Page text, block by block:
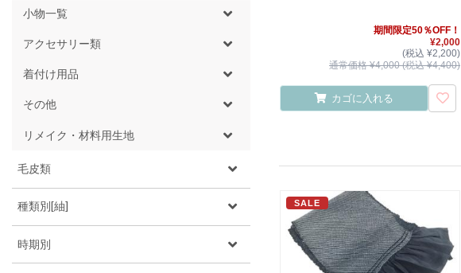
小物一覧
アクセサリー類
着付け用品
その他
リメイク・材料用生地
毛皮類
種類別[紬]
時期別
期間限定50％OFF！
¥2,000
(税込 ¥2,200)
通常価格 ¥4,000 (税込 ¥4,400)
カゴに入れる
SALE